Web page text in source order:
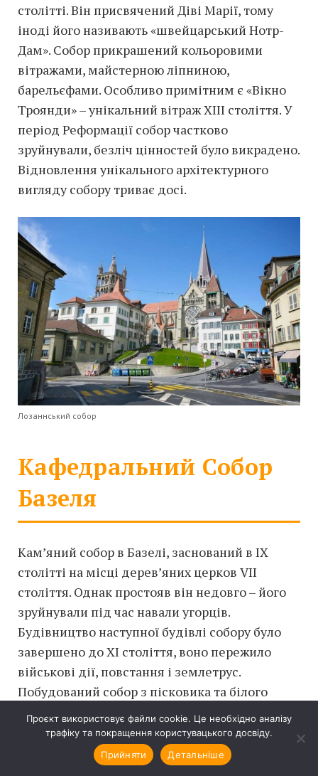
столітті. Він присвячений Діві Марії, тому
іноді його називають «швейцарський Нотр-
Дам». Собор прикрашений кольоровими
вітражами, майстерною ліпниною,
барельєфами. Особливо примітним є «Вікно
Троянди» – унікальний вітраж XIII століття. У
період Реформації собор частково
зруйнували, безліч цінностей було викрадено.
Відновлення унікального архітектурного
вигляду собору триває досі.
Лозаннський собор
Кафедральний Собор
Базеля
Кам’яний собор в Базелі, заснований в IX
столітті на місці дерев’яних церков VII
століття. Однак простояв він недовго – його
зруйнували під час навали угорців.
Будівництво наступної будівлі собору було
завершено до XI століття, воно пережило
військові дії, повстання і землетрус.
Побудований собор з пісковика та білого
вапняку. У його образі є багато готичних
деталей, в тому числі дві гострі вежі висотою
понад 60 метрів. Фасади собору прикрашені
скульптурами.
Проєкт використовує файли cookie. Це необхідно аналізу
трафіку та покращення користувацького досвіду.
Прийняти
Детальніше